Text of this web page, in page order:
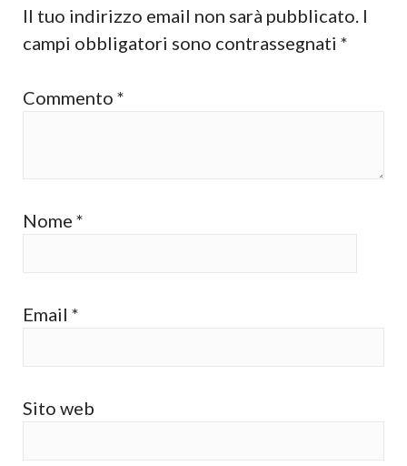
Il tuo indirizzo email non sarà pubblicato. I
campi obbligatori sono contrassegnati *
Commento *
Nome *
Email *
Sito web